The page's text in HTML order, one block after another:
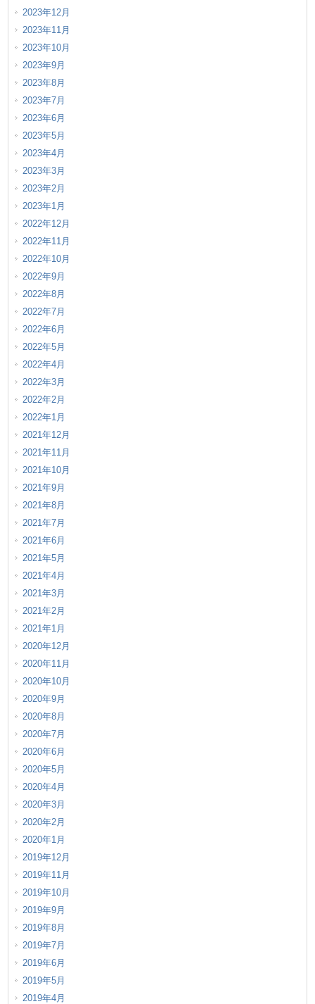
2023年12月
2023年11月
2023年10月
2023年9月
2023年8月
2023年7月
2023年6月
2023年5月
2023年4月
2023年3月
2023年2月
2023年1月
2022年12月
2022年11月
2022年10月
2022年9月
2022年8月
2022年7月
2022年6月
2022年5月
2022年4月
2022年3月
2022年2月
2022年1月
2021年12月
2021年11月
2021年10月
2021年9月
2021年8月
2021年7月
2021年6月
2021年5月
2021年4月
2021年3月
2021年2月
2021年1月
2020年12月
2020年11月
2020年10月
2020年9月
2020年8月
2020年7月
2020年6月
2020年5月
2020年4月
2020年3月
2020年2月
2020年1月
2019年12月
2019年11月
2019年10月
2019年9月
2019年8月
2019年7月
2019年6月
2019年5月
2019年4月